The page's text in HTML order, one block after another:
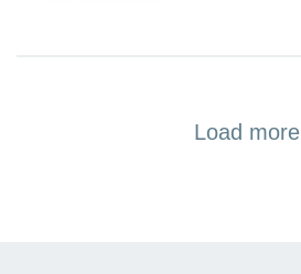
Load more